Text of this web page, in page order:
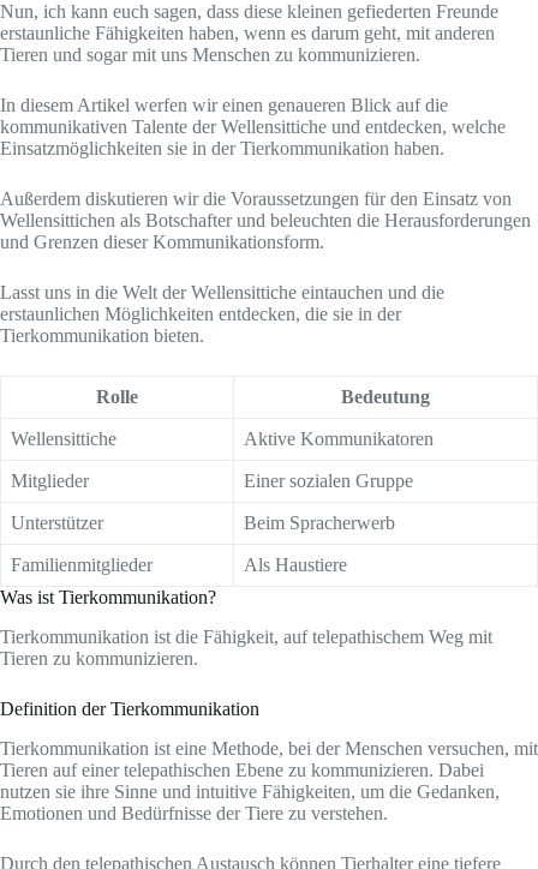
Nun, ich kann euch sagen, dass diese kleinen gefiederten Freunde
erstaunliche Fähigkeiten haben, wenn es darum geht, mit anderen
Tieren und sogar mit uns Menschen zu kommunizieren.
In diesem Artikel werfen wir einen genaueren Blick auf die
kommunikativen Talente der Wellensittiche und entdecken, welche
Einsatzmöglichkeiten sie in der Tierkommunikation haben.
Außerdem diskutieren wir die Voraussetzungen für den Einsatz von
Wellensittichen als Botschafter und beleuchten die Herausforderungen
und Grenzen dieser Kommunikationsform.
Lasst uns in die Welt der Wellensittiche eintauchen und die
erstaunlichen Möglichkeiten entdecken, die sie in der
Tierkommunikation bieten.
Rolle Bedeutung
Wellensittiche Aktive Kommunikatoren
Mitglieder Einer sozialen Gruppe
Unterstützer Beim Spracherwerb
Familienmitglieder
Als Haustiere
Was ist Tierkommunikation?
Tierkommunikation ist die Fähigkeit, auf telepathischem Weg mit
Tieren zu kommunizieren.
Definition der Tierkommunikation
Tierkommunikation ist eine Methode, bei der Menschen versuchen, mit
Tieren auf einer telepathischen Ebene zu kommunizieren. Dabei
nutzen sie ihre Sinne und intuitive Fähigkeiten, um die Gedanken,
Emotionen und Bedürfnisse der Tiere zu verstehen.
Durch den telepathischen Austausch können Tierhalter eine tiefere